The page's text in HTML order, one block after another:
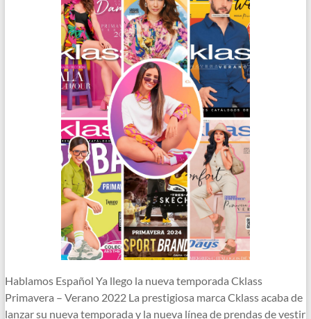
Hablamos Español Ya llego la nueva temporada Cklass
Primavera – Verano 2022 La prestigiosa marca Cklass acaba de
lanzar su nueva temporada y la nueva línea de prendas de vestir